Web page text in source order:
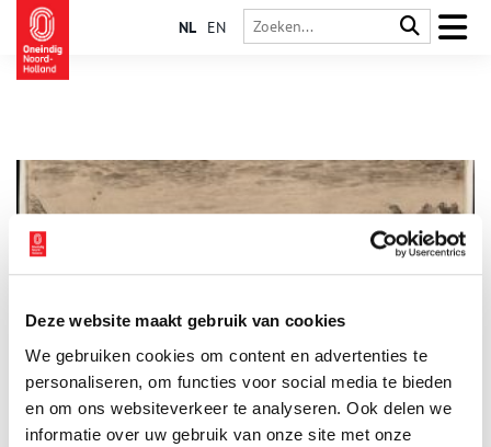
Deze website maakt gebruik van cookies
We gebruiken cookies om content en advertenties te
personaliseren, om functies voor social media te bieden
en om ons websiteverkeer te analyseren. Ook delen we
informatie over uw gebruik van onze site met onze
NL EN
Eeuwenlang beschermen de oude zeedijken rond ’t IJ steden
als Amsterdam, Haarlem, Zaandam en Beverwijk tegen het
oprukkende water. En nu is hun geschiedenis in een boek
vastgelegd.